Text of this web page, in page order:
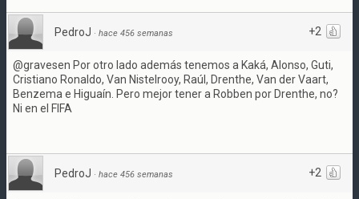
+2
PedroJ · hace 456 semanas
@gravesen Por otro lado además tenemos a Kaká, Alonso, Guti,
Cristiano Ronaldo, Van Nistelrooy, Raúl, Drenthe, Van der Vaart,
Benzema e Higuaín. Pero mejor tener a Robben por Drenthe, no?
Ni en el FIFA
+2
PedroJ · hace 456 semanas